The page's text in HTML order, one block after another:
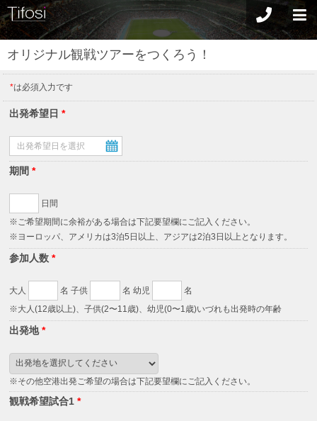
オリジナル観戦ツアーをつくろう！
*は必須入力です
出発希望日*
期間*
日間
※ご希望期間に余裕がある場合は下記要望欄にご記入ください。
※ヨーロッパ、アメリカは3泊5日以上、アジアは2泊3日以上となります。
参加人数*
大人 名 子供 名 幼児
名
※大人(12歳以上)、子供(2〜11歳)、幼児(0〜1歳)いづれも出発時の年齢
出発地*
※その他空港出発ご希望の場合は下記要望欄にご記入ください。
観戦希望試合1*